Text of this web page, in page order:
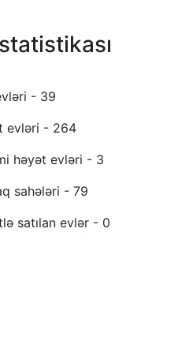
- 39
evləri - 264
həyət evləri - 3
sahələri - 79
satılan evlər - 0